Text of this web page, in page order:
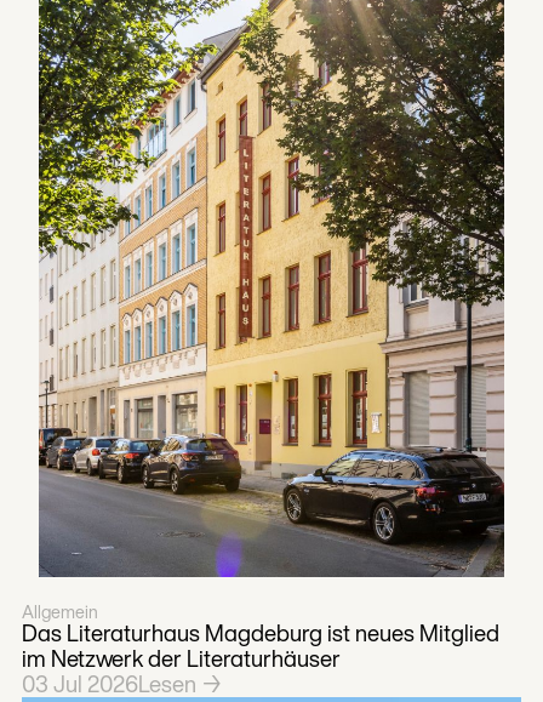
Allgemein
Das Literaturhaus Magdeburg ist neues Mitglied
im Netzwerk der Literaturhäuser
03Jul 2026Lesen →